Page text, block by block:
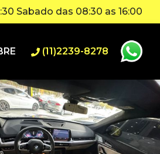
Sabado das 08:30 as 16:00
(11)2239-8278